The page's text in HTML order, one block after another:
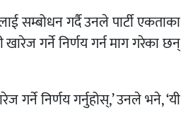
सम्बोधन गर्दै उनले पार्टी एकताका
गर्ने निर्णय गर्न माग गरेका छन्
गर्ने निर्णय गर्नुहोस्,’ उनले भने, ‘यी